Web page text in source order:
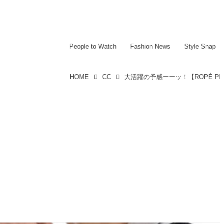
People to Watch Fashion News Style Snap
HOME CC